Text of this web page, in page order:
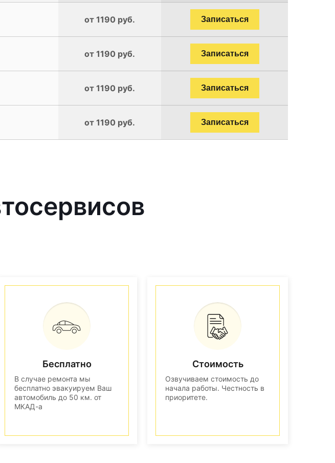
от 1190 руб. Записаться
от 1190 руб. Записаться
от 1190 руб. Записаться
от 1190 руб. Записаться
Бесплатно
В случае ремонта мы
бесплатно эвакуируем Ваш
автомобиль до 50 км. от
МКАД-а
Стоимость
Озвучиваем стоимость до
начала работы. Честность в
приоритете.